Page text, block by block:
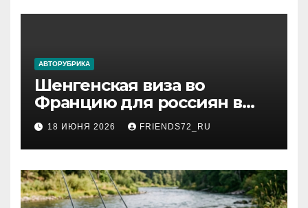
АВТОРУБРИКА
Шенгенская виза во
Францию для россиян в
2026 году: сроки от 3 дней
и список необходимых
документов
18 ИЮНЯ 2026 FRIENDS72_RU